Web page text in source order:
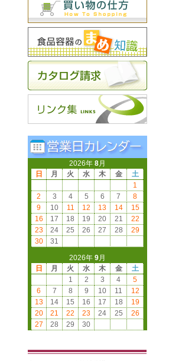
2026年 8月
日
月 火 水 木 金
土
1
2
3 4 5 6 7
8
9
10 11 12 13 14
15
16
17 18 19 20 21
22
23
24 25 26 27 28
29
30
31
2026年 9月
日
月 火 水 木 金
土
1
2 3 4
5
6
7 8 9 10 11
12
13
14 15 16 17 18
19
20
21 22 23 24 25
26
27
28 29 30